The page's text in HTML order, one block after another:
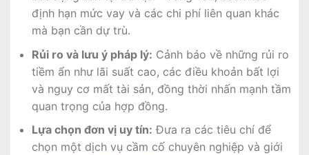
định hạn mức vay và các chi phí liên quan khác
mà bạn cần dự trù.
Rủi ro và lưu ý pháp lý: Cảnh báo về những rủi ro
tiềm ẩn như lãi suất cao, các điều khoản bất lợi
và nguy cơ mất tài sản, đồng thời nhấn mạnh tầm
quan trọng của hợp đồng.
Lựa chọn đơn vị uy tín: Đưa ra các tiêu chí để
chọn một dịch vụ cầm cố chuyên nghiệp và giới